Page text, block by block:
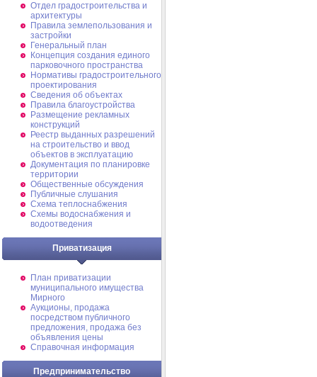
Отдел градостроительства и
архитектуры
Правила землепользования и
застройки
Генеральный план
Концепция создания единого
парковочного пространства
Нормативы градостроительного
проектирования
Сведения об объектах
Правила благоустройства
Размещение рекламных
конструкций
Реестр выданных разрешений
на строительство и ввод
объектов в эксплуатацию
Документация по планировке
территории
Общественные обсуждения
Публичные слушания
Схема теплоснабжения
Схемы водоснабжения и
водоотведения
Приватизация
План приватизации
муниципального имущества
Мирного
Аукционы, продажа
посредством публичного
предложения, продажа без
объявления цены
Справочная информация
Предпринимательство